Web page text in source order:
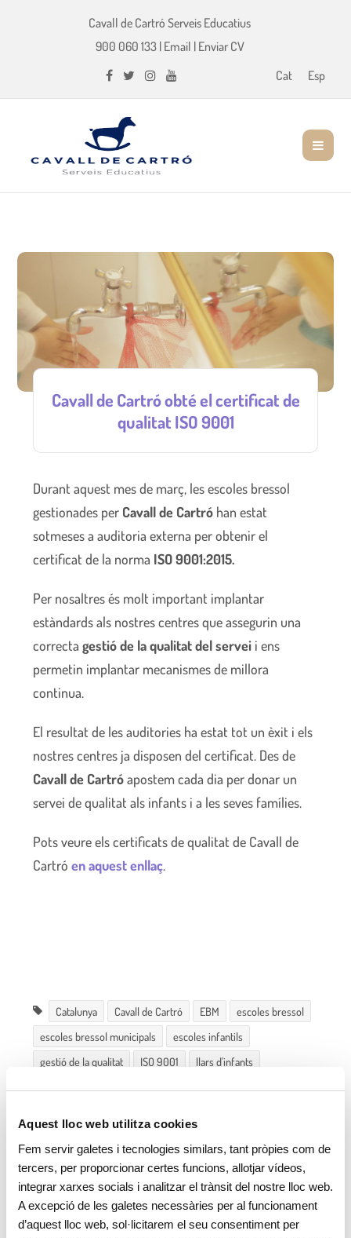
Aquest lloc web utilitza cookies
Fem servir galetes i tecnologies similars, tant pròpies com de
tercers, per proporcionar certes funcions, allotjar vídeos,
integrar xarxes socials i analitzar el trànsit del nostre lloc web.
A excepció de les galetes necessàries per al funcionament
d’aquest lloc web, sol·licitarem el seu consentiment per
Cavall de Cartró Serveis Educatius
900 060 133| Email | Enviar CV
Cat
Esp
Cavall de Cartró obté el certificat de
qualitat ISO 9001
Durant aquest mes de març, les escoles bressol
gestionades per Cavall de Cartró han estat
sotmeses a auditoria externa per obtenir el
certificat de la norma ISO 9001:2015.
Per nosaltres és molt important implantar
estàndards als nostres centres que assegurin una
correctagestió de la qualitat del servei i ens
permetin implantar mecanismes de millora
continua.
El resultat de les auditories ha estat tot un èxit i els
nostres centres ja disposen del certificat. Des de
Cavall de Cartróapostem cada dia per donar un
servei de qualitat als infants i a les seves famílies.
Pots veure els certificats de qualitat de Cavall de
Cartróen aquest enllaç.
Catalunya Cavall de Cartró EBM
escoles bressol
escoles bressol municipals
escoles infantils
gestió de la qualitat
ISO 9001 llars d'infants
Article anterior
Cavall de Cartró és distingida com amb
l’Etiqueta Responsable per bones
pràctiques en els àmbits: social, ambiental i